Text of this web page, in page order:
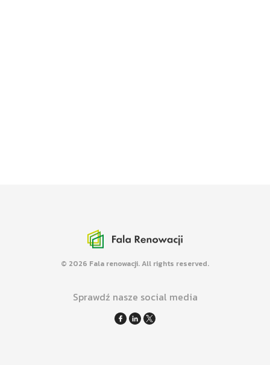
budynków różnych typów.
© 2026 Fala renowacji. All rights reserved.
Sprawdź nasze social media